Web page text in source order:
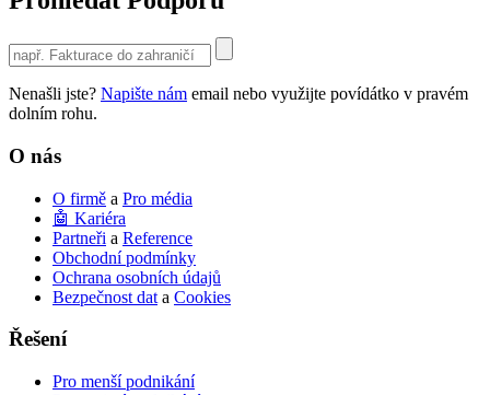
Use
the
and
Nenašli jste? Napište nám email nebo využijte povídátko v pravém
dolním rohu.
O nás
O firmě a Pro média
🤖 Kariéra
Partneři a Reference
Obchodní podmínky
Ochrana osobních údajů
Bezpečnost dat a Cookies
Řešení
Pro menší podnikání